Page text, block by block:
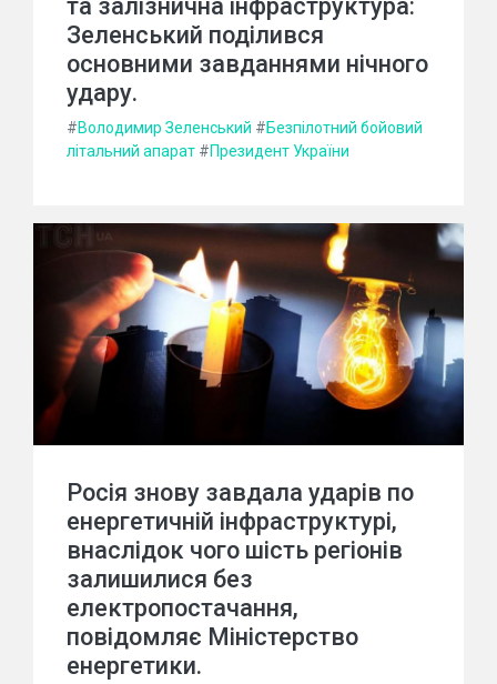
та залізнична інфраструктура:
Зеленський поділився
основними завданнями нічного
удару.
#Володимир Зеленський #Безпілотний бойовий
літальний апарат #Президент України
Росія знову завдала ударів по
енергетичній інфраструктурі,
внаслідок чого шість регіонів
залишилися без
електропостачання,
повідомляє Міністерство
енергетики.